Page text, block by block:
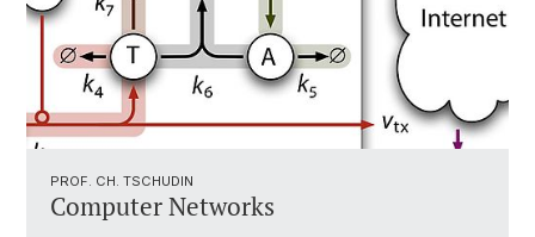
PROF. CH. TSCHUDIN
Computer Networks